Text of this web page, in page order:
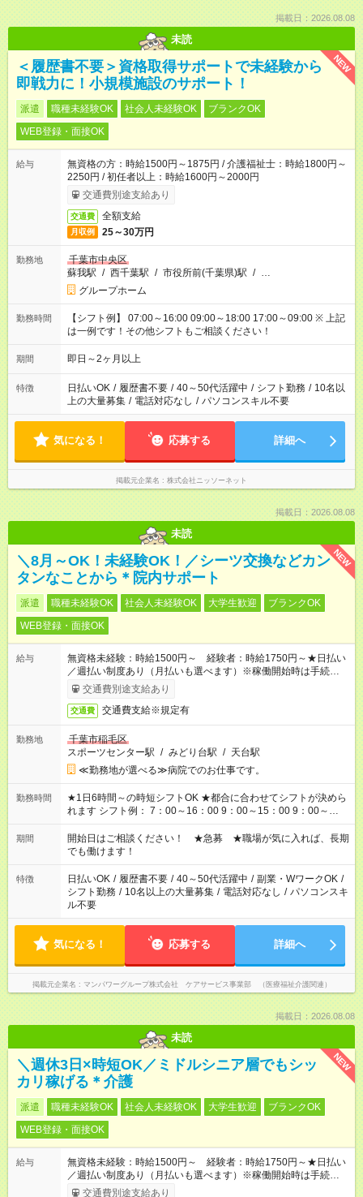
掲載日：2026.08.08
未読
NEW
＜履歴書不要＞資格取得サポートで未経験から
即戦力に！小規模施設のサポート！
派遣 職種未経験OK 社会人未経験OK
ブランクOK
WEB登録・面接OK
給与
無資格の方：時給1500円～1875円 / 介護福祉士：時給1800円～
2250円 / 初任者以上：時給1600円～2000円
交通費別途支給あり
交通費 全額支給
月収例 25～30万円
勤務地
千葉市中央区
蘇我駅 / 西千葉駅 / 市役所前(千葉県)駅 / …
グループホーム
勤務時間
【シフト例】 07:00～16:00 09:00～18:00 17:00～09:00 ※ 上記
は一例です！その他シフトもご相談ください！
期間 即日～2ヶ月以上
特徴 日払いOK / 履歴書不要 / 40～50代活躍中 / シフト勤務 / 10名以
上の大量募集 / 電話対応なし / パソコンスキル不要
気になる！ 応募する 詳細へ
掲載元企業名 株式会社ニッソーネット
掲載日：2026.08.08
未読
NEW
＼8月～OK！未経験OK！／シーツ交換などカン
タンなことから＊院内サポート
派遣 職種未経験OK 社会人未経験OK 大学生歓迎
ブランクOK
WEB登録・面接OK
給与
無資格未経験：時給1500円～ 経験者：時給1750円～★日払い
／週払い制度あり（月払いも選べます）※稼働開始時は手続き完
了次第のお支払いとなります。
交通費別途支給あり
交通費 交通費支給※規定有
勤務地
千葉市稲毛区
スポーツセンター駅 / みどり台駅 / 天台駅
≪勤務地が選べる≫病院でのお仕事です。
勤務時間
★1日6時間～の時短シフトOK ★都合に合わせてシフトが決めら
れます シフト例： 7：00～16：00 9：00～15：00 9：00～
18：00 11：00～20：00 など ※Wワークの場合、他のお仕事と
合わせ週40時間超の就業はご案内できません ※法令に基づき、
週20時間以上勤務は社会保険への加入対象となります ※労働者
派遣法（日雇い派遣の原則禁止）により、短時間・短期間の就
業はご案内が難しい場合があります
期間
開始日はご相談ください！ ★急募 ★職場が気に入れば、長期
でも働けます！
特徴 日払いOK / 履歴書不要 / 40～50代活躍中 / 副業・WワークOK /
シフト勤務 / 10名以上の大量募集 / 電話対応なし / パソコンスキ
ル不要
気になる！ 応募する 詳細へ
掲載元企業名 マンパワーグループ株式会社 ケアサービス事業部 （医療福祉介護関連）
掲載日：2026.08.08
未読
NEW
＼週休3日×時短OK／ミドルシニア層でもシッ
カリ稼げる＊介護
派遣 職種未経験OK 社会人未経験OK 大学生歓迎
ブランクOK
WEB登録・面接OK
給与
無資格未経験：時給1500円～ 経験者：時給1750円～★日払い
／週払い制度あり（月払いも選べます）※稼働開始時は手続き完
了次第のお支払いとなります。
交通費別途支給あり